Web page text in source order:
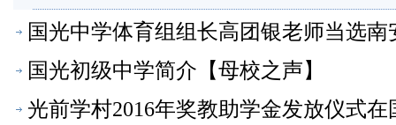
国光中学体育组组长高团银老师当选
国光初级中学简介【母校之声】
光前学村2016年奖教助学金发放仪式